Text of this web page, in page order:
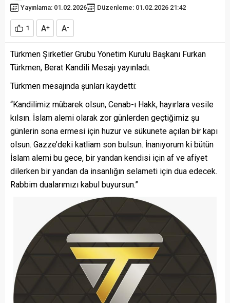
Yayınlama: 01.02.2026
Düzenleme: 01.02.2026 21:42
1 A+ A-
Türkmen Şirketler Grubu Yönetim Kurulu Başkanı Furkan
Türkmen, Berat Kandili Mesajı yayınladı.
Türkmen mesajında şunları kaydetti:
“Kandilimiz mübarek olsun, Cenab-ı Hakk, hayırlara vesile
kılsın. İslam alemi olarak zor günlerden geçtiğimiz şu
günlerin sona ermesi için huzur ve sükunete açılan bir kapı
olsun. Gazze’deki katliam son bulsun. İnanıyorum ki bütün
İslam alemi bu gece, bir yandan kendisi için af ve afiyet
dilerken bir yandan da insanlığın selameti için dua edecek.
Rabbim dualarımızı kabul buyursun.”